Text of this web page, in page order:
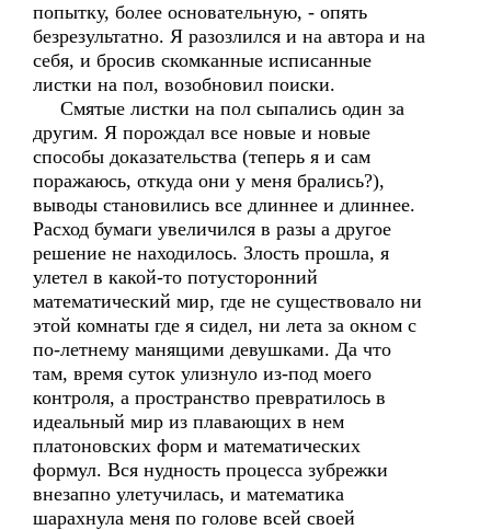
попытку, более основательную, - опять
безрезультатно. Я разозлился и на автора и на
себя, и бросив скомканные исписанные
листки на пол, возобновил поиски.
Смятые листки на пол сыпались один за
другим. Я порождал все новые и новые
способы доказательства (теперь я и сам
поражаюсь, откуда они у меня брались?),
выводы становились все длиннее и длиннее.
Расход бумаги увеличился в разы а другое
решение не находилось. Злость прошла, я
улетел в какой-то потусторонний
математический мир, где не существовало ни
этой комнаты где я сидел, ни лета за окном с
по-летнему манящими девушками. Да что
там, время суток улизнуло из-под моего
контроля, а пространство превратилось в
идеальный мир из плавающих в нем
платоновских форм и математических
формул. Вся нудность процесса зубрежки
внезапно улетучилась, и математика
шарахнула меня по голове всей своей